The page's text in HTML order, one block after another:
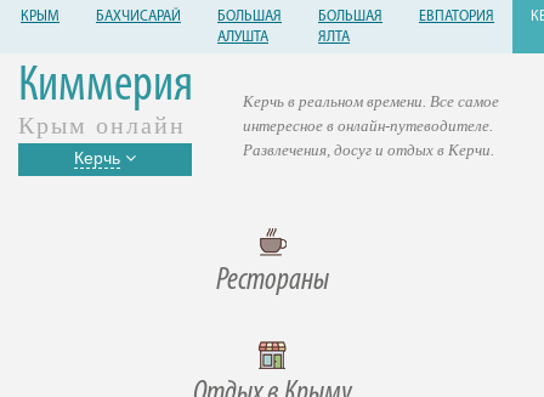
КРЫМ БАХЧИСАРАЙ
БОЛЬШАЯ
АЛУШТА
БОЛЬШАЯ
ЯЛТА
ЕВПАТОРИЯ
Киммерия
Крым онлайн
Керчь
Рестораны
Керчь в реальном времени. Все самое
интересное в онлайн-путеводителе.
Развлечения, досуг и отдых в Керчи.